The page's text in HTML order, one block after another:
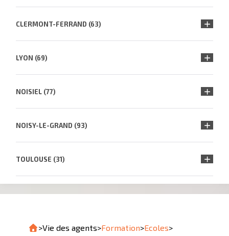
CLERMONT-FERRAND (63)
LYON (69)
NOISIEL (77)
NOISY-LE-GRAND (93)
TOULOUSE (31)
>Vie des agents>Formation>Ecoles>